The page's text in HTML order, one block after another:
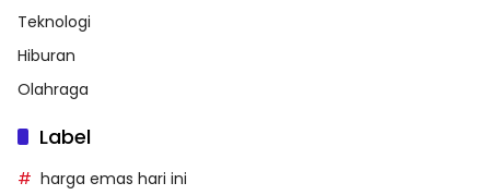
Teknologi
Hiburan
Olahraga
Label
harga emas hari ini